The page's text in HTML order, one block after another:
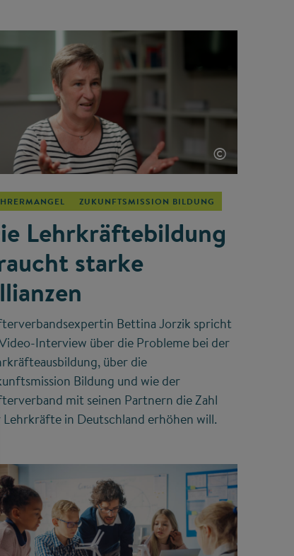
©
ZUKUNFTSMISSION BILDUNG
Lehrkräftebildung
starke
Bettina Jorzik spricht
Interview über die Probleme bei der
über die
Bildung und wie der
mit seinen Partnern die Zahl
Lehrkräfte in Deutschland erhöhen will.